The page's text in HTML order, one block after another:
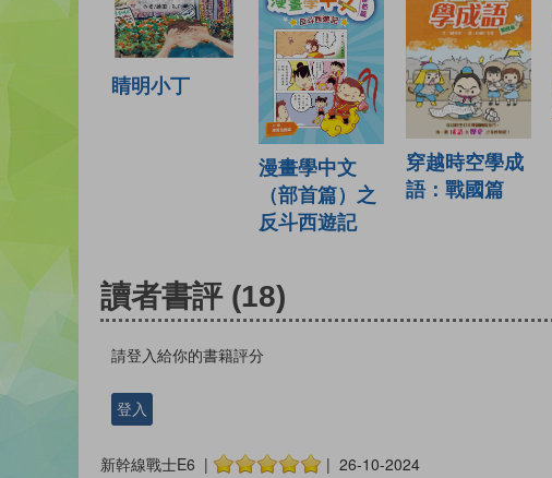
睛明小丁
漫畫學中文
（部首篇）之
反斗西遊記
穿越時空學成
語：戰國篇
讀者書評 (18)
請登入給你的書籍評分
登入
新幹線戰士E6 | | 26-10-2024